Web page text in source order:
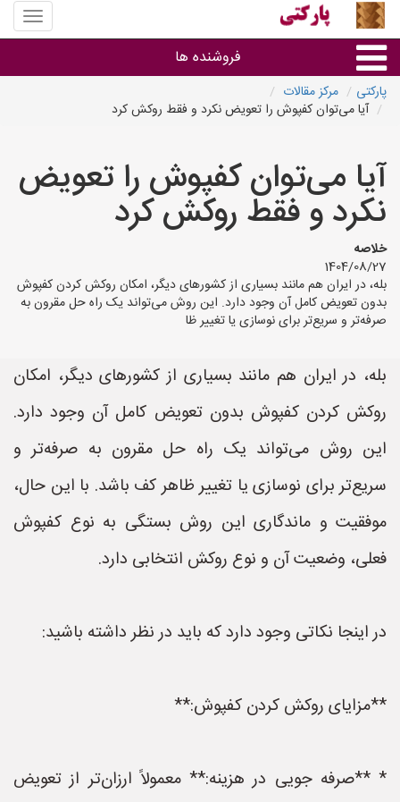
منوی
سایت
فروشنده ها
گروه ها
استان ها
پارکتی
مرکز مقالات
آیا می‌توان کفپوش را تعویض نکرد و فقط روکش کرد
آیا می‌توان کفپوش را تعویض
نکرد و فقط روکش کرد
خلاصه
1404/08/27
بله، در ایران هم مانند بسیاری از کشورهای دیگر، امکان روکش کردن کفپوش
بدون تعویض کامل آن وجود دارد. این روش می‌تواند یک راه حل مقرون به
صرفه‌تر و سریع‌تر برای نوسازی یا تغییر ظا
بله، در ایران هم مانند بسیاری از کشورهای دیگر، امکان
روکش کردن کفپوش بدون تعویض کامل آن وجود دارد.
این روش می‌تواند یک راه حل مقرون به صرفه‌تر و
سریع‌تر برای نوسازی یا تغییر ظاهر کف باشد. با این حال،
موفقیت و ماندگاری این روش بستگی به نوع کفپوش
فعلی، وضعیت آن و نوع روکش انتخابی دارد.
در اینجا نکاتی وجود دارد که باید در نظر داشته باشید:
**مزایای روکش کردن کفپوش:**
* **صرفه جویی در هزینه:** معمولاً ارزان‌تر از تعویض